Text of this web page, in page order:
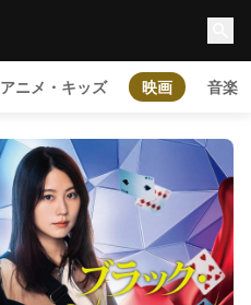
アニメ・キッズ 映画 音楽